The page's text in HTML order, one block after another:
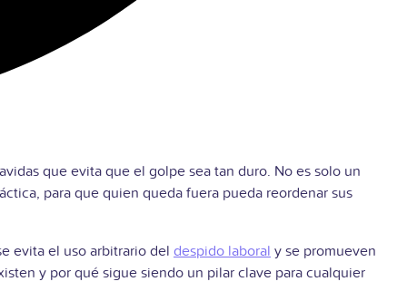
que evita que el golpe sea tan duro. No es solo un
para que quien queda fuera pueda reordenar sus
evita el uso arbitrario del despido laboral y se promueven
y por qué sigue siendo un pilar clave para cualquier